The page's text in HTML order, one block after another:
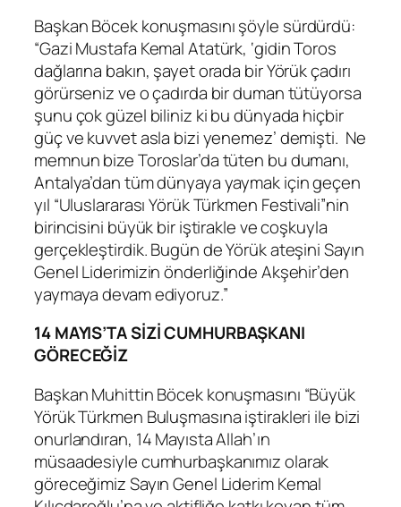
Başkan Böcek konuşmasını şöyle sürdürdü:
“Gazi Mustafa Kemal Atatürk, ‘gidin Toros
dağlarına bakın, şayet orada bir Yörük çadırı
görürseniz ve o çadırda bir duman tütüyorsa
şunu çok güzel biliniz ki bu dünyada hiçbir
güç ve kuvvet asla bizi yenemez’ demişti. Ne
memnun bize Toroslar’da tüten bu dumanı,
Antalya’dan tüm dünyaya yaymak için geçen
yıl “Uluslararası Yörük Türkmen Festivali”nin
birincisini büyük bir iştirakle ve coşkuyla
gerçekleştirdik. Bugün de Yörük ateşini Sayın
Genel Liderimizin önderliğinde Akşehir’den
yaymaya devam ediyoruz.”
14 MAYIS’TA SİZİ CUMHURBAŞKANI
GÖRECEĞİZ
Başkan Muhittin Böcek konuşmasını “Büyük
Yörük Türkmen Buluşmasına iştirakleri ile bizi
onurlandıran, 14 Mayısta Allah’ın
müsaadesiyle cumhurbaşkanımız olarak
göreceğimiz Sayın Genel Liderim Kemal